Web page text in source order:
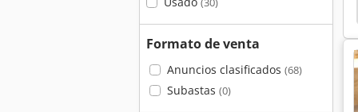
(30)
Formato de venta
Anuncios clasificados (68)
Subastas (0)
Cepilladoras De Espesor